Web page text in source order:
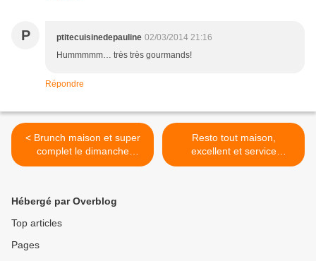
P ptitecuisinedepauline 02/03/2014 21:16
Hummmmm… très très gourmands!
Répondre
< Brunch maison et super
complet le dimanche
#blogmam
Resto tout maison,
excellent et service
impeccable. #blogmam >
Hébergé par Overblog
Top articles
Pages